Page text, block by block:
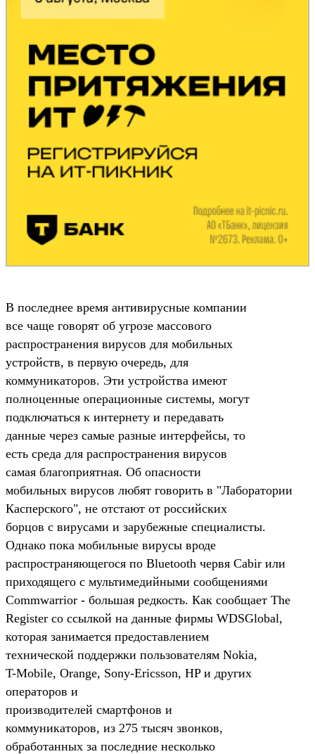
В последнее время антивирусные компании
все чаще говорят об угрозе массового
распространения вирусов для мобильных
устройств, в первую очередь, для
коммуникаторов. Эти устройства имеют
полноценные операционные системы, могут
подключаться к интернету и передавать
данные через самые разные интерфейсы, то
есть среда для распространения вирусов
самая благоприятная. Об опасности
мобильных вирусов любят говорить в "Лаборатории
Касперского", не отстают от российских
борцов с вирусами и зарубежные специалисты.
Однако пока мобильные вирусы вроде
распространяющегося по Bluetooth червя Cabir или
приходящего с мультимедийными сообщениями
Commwarrior - большая редкость. Как сообщает The
Register со ссылкой на данные фирмы WDSGlobal,
которая занимается предоставлением
технической поддержки пользователям Nokia,
T-Mobile, Orange, Sony-Ericsson, HP и других
операторов и
производителей смартфонов и
коммуникаторов, из 275 тысяч звонков,
обработанных за последние несколько